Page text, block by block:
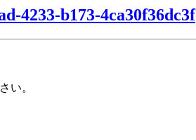
4233-b173-4ca30f36dc3f
い。